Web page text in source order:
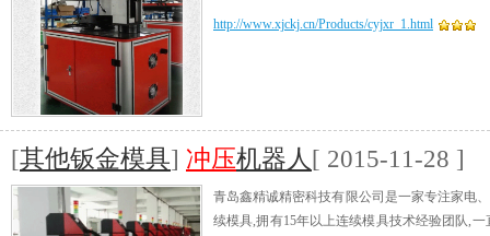
http://www.xjckj.cn/Products/cyjxr_1.html
[其他钣金模具] 冲压机器人 [ 2015-11-28 ]
青岛鑫精诚精密科技有限公司是一家专注家电
续模具,拥有15年以上连续模具技术经验团队,